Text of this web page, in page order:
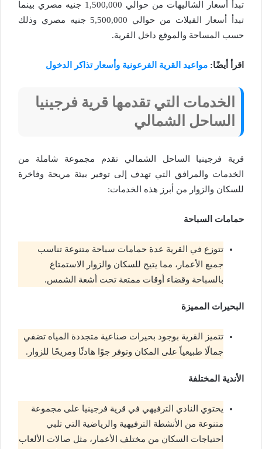
تبدأ أسعار الشاليهات من حوالي 1,500,000 جنيه مصري بينما
تبدأ أسعار الفيلات من حوالي 5,500,000 جنيه مصري وذلك
حسب المساحة والموقع داخل القرية.
اقرأ أيضًا: مواعيد القرية الفرعونية وأسعار تذاكر الدخول
الخدمات التي تقدمها قرية فرجينيا
الساحل الشمالي
قرية فرجينيا الساحل الشمالي تقدم مجموعة شاملة من
الخدمات والمرافق التي تهدف إلى توفير بيئة مريحة وفاخرة
للسكان والزوار من أبرز هذه الخدمات:
حمامات السباحة
تتوزع في القرية عدة حمامات سباحة متنوعة تناسب
جميع الأعمار، مما يتيح للسكان والزوار الاستمتاع
بالسباحة وقضاء أوقات ممتعة تحت أشعة الشمس.
البحيرات المميزة
تتميز القرية بوجود بحيرات صناعية متجددة المياه تضفي
جمالًا طبيعياً على المكان وتوفر جوًا هادئًا ومريحًا للزوار.
الأندية المختلفة
يحتوي النادي الترفيهي في قرية فرجينيا على مجموعة
متنوعة من الأنشطة الترفيهية والرياضية التي تلبي
احتياجات السكان من مختلف الأعمار، مثل صالات الألعاب